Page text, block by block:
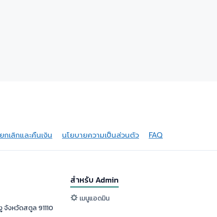
กเลิกและคืนเงิน นโยบายความเป็นส่วนตัว FAQ
จังหวัดสตูล 91110
สำหรับ Admin
เมนูแอดมิน